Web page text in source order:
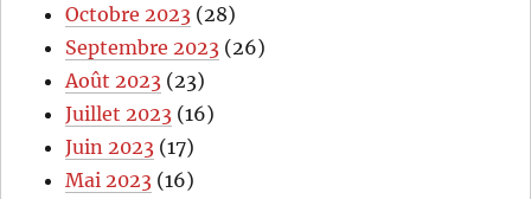
Octobre 2023 (28)
Septembre 2023 (26)
Août 2023 (23)
Juillet 2023 (16)
Juin 2023 (17)
Mai 2023 (16)